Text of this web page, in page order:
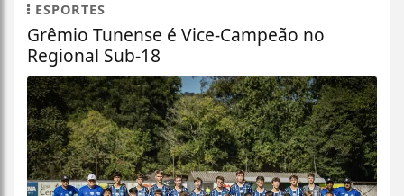
ESPORTES
Grêmio Tunense é Vice-Campeão no
Regional Sub-18